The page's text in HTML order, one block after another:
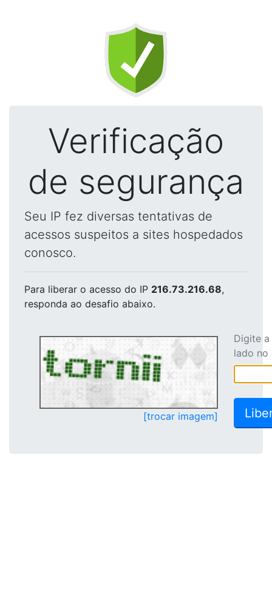
Verificação
de segurança
Seu IP fez diversas tentativas de
acessos suspeitos a sites hospedados
conosco.
Para liberar o acesso do IP 216.73.216.68,
responda ao desafio abaixo.
[trocar imagem]
Digite
lado no